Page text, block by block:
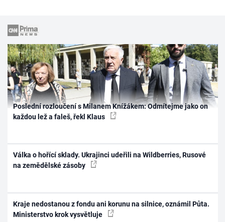
Poslední rozloučení s Milanem Knížákem: Odmítejme jako on
každou lež a faleš, řekl Klaus
Válka o hořící sklady. Ukrajinci udeřili na Wildberries, Rusové
na zemědělské zásoby
Kraje nedostanou z fondu ani korunu na silnice, oznámil Půta.
Ministerstvo krok vysvětluje